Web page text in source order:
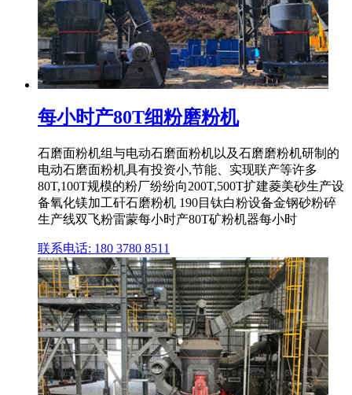
每小时产80T细粉磨粉机
石磨面粉机组与电动石磨面粉机以及石磨磨粉机研制的
电动石磨面粉机具有投资小,节能、实现联产等许多
80T,100T规模的粉厂纷纷向200T,500T扩建菱美砂生产设
备氧化镁加工矸石磨粉机 190目钛白粉设备金钢砂粉碎
生产线双飞粉雷蒙每小时产80T矿粉机器每小时
联系电话: 180 3780 8511